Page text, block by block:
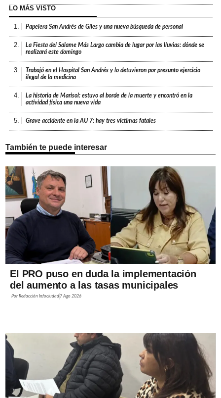
LO MÁS VISTO
1. Papelera San Andrés de Giles y una nueva búsqueda de personal
2.
La Fiesta del Salame Más Largo cambia de lugar por las lluvias: dónde se
realizará este domingo
3.
Trabajó en el Hospital San Andrés y lo detuvieron por presunto ejercicio
ilegal de la medicina
4.
La historia de Marisol: estuvo al borde de la muerte y encontró en la
actividad física una nueva vida
5. Grave accidente en la AU 7: hay tres víctimas fatales
También te puede interesar
El PRO puso en duda la implementación
del aumento a las tasas municipales
PorRedacción Infociudad 7 Ago 2026